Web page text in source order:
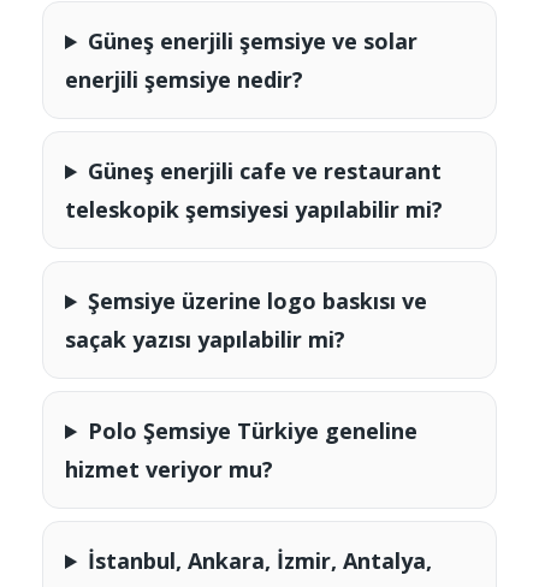
Güneş enerjili şemsiye ve solar
enerjili şemsiye nedir?
Güneş enerjili cafe ve restaurant
teleskopik şemsiyesi yapılabilir mi?
Şemsiye üzerine logo baskısı ve
saçak yazısı yapılabilir mi?
Polo Şemsiye Türkiye geneline
hizmet veriyor mu?
İstanbul, Ankara, İzmir, Antalya,